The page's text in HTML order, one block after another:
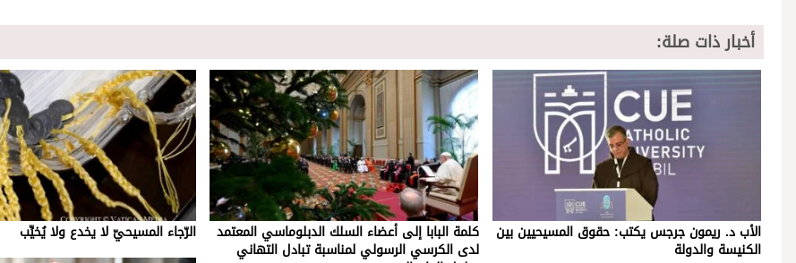
أخبار ذات صلة:
الأب د. ريمون جرجس يكتب: حقوق المسيحيين بين
الكنيسة والدولة
كلمة البابا إلى أعضاء السلك الدبلوماسي المعتمد
لدى الكرسي الرسولي لمناسبة تبادل التهاني
الرّجاء المسيحيّ لا يخدع ولا يُخيِّب